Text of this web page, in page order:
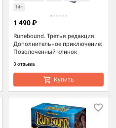
14+
Runebound. Третья редакция.
Дополнительное приключение:
Позолоченный клинок
3 отзыва
1 490 ₽
Купить